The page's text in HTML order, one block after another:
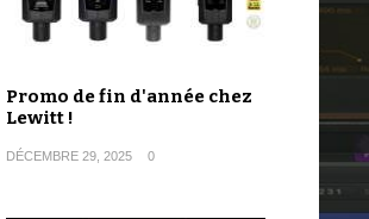
Promo de fin d'année chez
Lewitt !
DÉCEMBRE 29, 2025 0